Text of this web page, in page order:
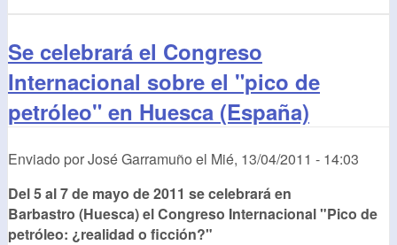
Se celebrará el Congreso
Internacional sobre el "pico de
petróleo" en Huesca (España)
Enviado porJosé Garramuño el Mié, 13/04/2011 - 14:03
Del 5 al 7 de mayo de 2011 se celebrará en
Barbastro (Huesca) el Congreso Internacional "Pico de
petróleo: ¿realidad o ficción?"